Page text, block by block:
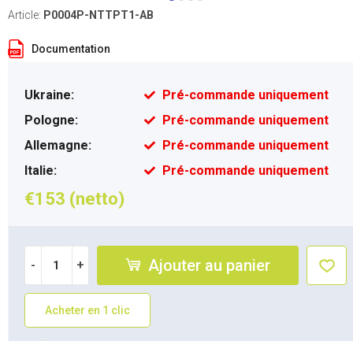
Article: P0004P-NTTPT1-AB
Documentation
Ukraine:
Pré-commande uniquement
Pologne:
Pré-commande uniquement
Allemagne:
Pré-commande uniquement
Italie:
Pré-commande uniquement
€153 (netto)
- + Ajouter au panier
Acheter en 1 clic